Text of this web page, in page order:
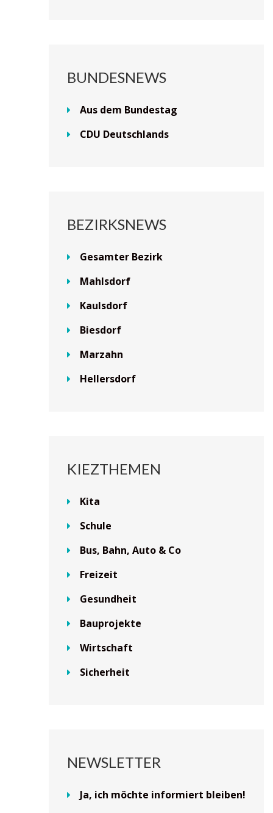
BUNDESNEWS
Aus dem Bundestag
CDU Deutschlands
BEZIRKSNEWS
Gesamter Bezirk
Mahlsdorf
Kaulsdorf
Biesdorf
Marzahn
Hellersdorf
KIEZTHEMEN
Kita
Schule
Bus, Bahn, Auto & Co
Freizeit
Gesundheit
Bauprojekte
Wirtschaft
Sicherheit
NEWSLETTER
Ja, ich möchte informiert bleiben!